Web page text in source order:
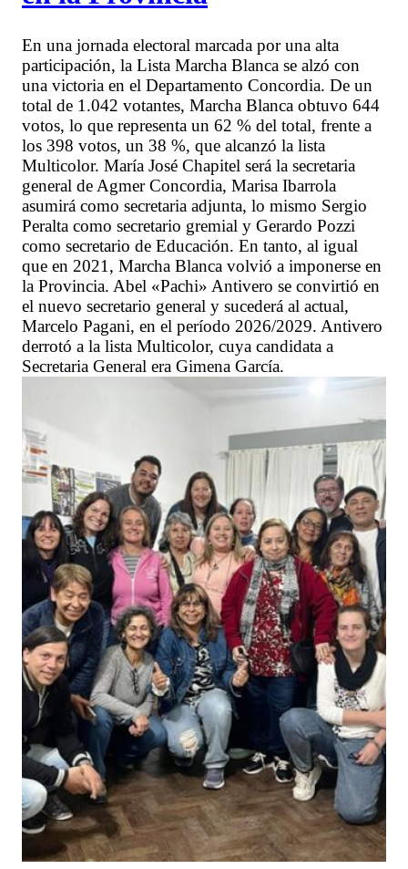
En una jornada electoral marcada por una alta
participación, la Lista Marcha Blanca se alzó con
una victoria en el Departamento Concordia. De un
total de 1.042 votantes, Marcha Blanca obtuvo 644
votos, lo que representa un 62 % del total, frente a
los 398 votos, un 38 %, que alcanzó la lista
Multicolor. María José Chapitel será la secretaria
general de Agmer Concordia, Marisa Ibarrola
asumirá como secretaria adjunta, lo mismo Sergio
Peralta como secretario gremial y Gerardo Pozzi
como secretario de Educación. En tanto, al igual
que en 2021, Marcha Blanca volvió a imponerse en
la Provincia. Abel «Pachi» Antivero se convirtió en
el nuevo secretario general y sucederá al actual,
Marcelo Pagani, en el período 2026/2029. Antivero
derrotó a la lista Multicolor, cuya candidata a
Secretaria General era Gimena García.